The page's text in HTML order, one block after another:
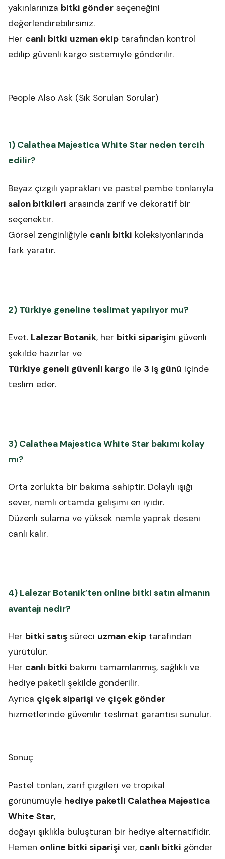
yakınlarınıza bitki gönder seçeneğini
değerlendirebilirsiniz.
Her canlı bitki uzman ekip tarafından kontrol
edilip güvenli kargo sistemiyle gönderilir.
People Also Ask (Sık Sorulan Sorular)
1) Calathea Majestica White Star neden tercih
edilir?
Beyaz çizgili yaprakları ve pastel pembe tonlarıyla
salon bitkileri arasında zarif ve dekoratif bir
seçenektir.
Görsel zenginliğiyle canlı bitki koleksiyonlarında
fark yaratır.
2) Türkiye geneline teslimat yapılıyor mu?
Evet. Lalezar Botanik, her bitki siparişini güvenli
şekilde hazırlar ve
Türkiye geneli güvenli kargo ile 3 iş günü içinde
teslim eder.
3) Calathea Majestica White Star bakımı kolay
mı?
Orta zorlukta bir bakıma sahiptir. Dolaylı ışığı
sever, nemli ortamda gelişimi en iyidir.
Düzenli sulama ve yüksek nemle yaprak deseni
canlı kalır.
4) Lalezar Botanik’ten online bitki satın almanın
avantajı nedir?
Her bitki satış süreci uzman ekip tarafından
yürütülür.
Her canlı bitki bakımı tamamlanmış, sağlıklı ve
hediye paketli şekilde gönderilir.
Ayrıca çiçek siparişi ve çiçek gönder
hizmetlerinde güvenilir teslimat garantisi sunulur.
Sonuç
Pastel tonları, zarif çizgileri ve tropikal
görünümüyle hediye paketli Calathea Majestica
White Star,
doğayı şıklıkla buluşturan bir hediye alternatifidir.
Hemen online bitki siparişi ver, canlı bitki gönder